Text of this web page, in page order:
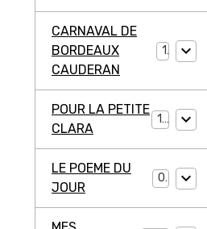
CARNAVAL DE
BORDEAUX
CAUDERAN
1
POUR LA PETITE
CLARA
11
LE POEME DU
JOUR
0